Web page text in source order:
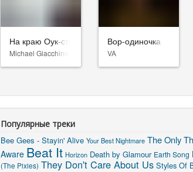
На краю Оук-стрит
Michael Giacchino
Вор-одиночка
VA
Популярные треки
Bee Gees - Stayin' Alive Your Best Nightmare The Only
Aware Beat It Horizon Death by Glamour Earth Song
(The Pixies) They Don't Care About Us Styles Of